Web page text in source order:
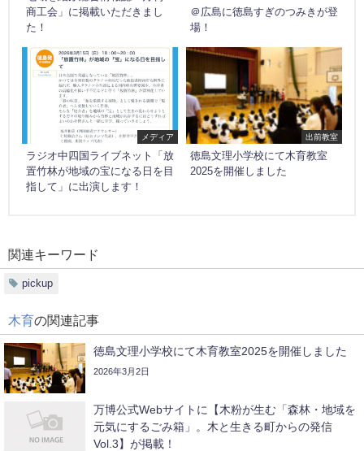
商工会」に掲載いただきまし
た！
＠広島に徳島すぎのつみきが登
場！
メディア
ラジオ中四国ライブネット「放
置竹林が地域の宝になる日を目
指して」に出演します！
出前教室
徳島文理小学校にて木育教室
2025を開催しました
関連キーワード
pickup
木育の関連記事
徳島文理小学校にて木育教室2025を開催しました
2026年3月2日
万博公式Webサイトに【木粉が生む「森林・地域を
元気にするごみ箱」。木と生きる町からの発信
Vol.3】が掲載！